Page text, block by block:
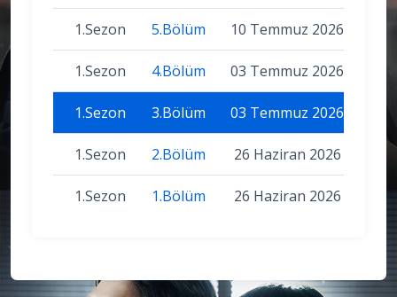
1.Sezon 5.Bölüm 10 Temmuz 2026
1.Sezon 4.Bölüm 03 Temmuz 2026
1.Sezon 3.Bölüm 03 Temmuz 2026
1.Sezon 2.Bölüm 26 Haziran 2026
1.Sezon 1.Bölüm 26 Haziran 2026